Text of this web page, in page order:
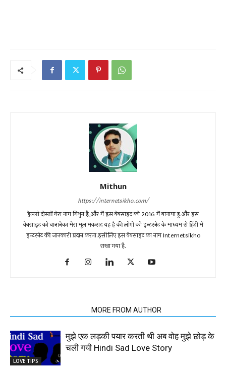
Mithun
https://internetsikho.com/
हेल्लो दोस्तों मेरा नाम मिथुन है,और में इस वेबसाइट को 2016 में बानाया हु.और इस
वेबसाइट को बानानेका मेरा मूल मकसद यह है की लोगो को इन्टरनेट के माध्यम से हिंदी में
इन्टरनेट की जानकारी प्रदान करना.इसीलिए इस वेबसाइट का नाम Internetsikho
राखा गया है.
MORE FROM AUTHOR
LOVE TIPS
मुझे एक लड़की पयार करती थी अब वोह मुझे छोड़ के
चली गयी Hindi Sad Love Story